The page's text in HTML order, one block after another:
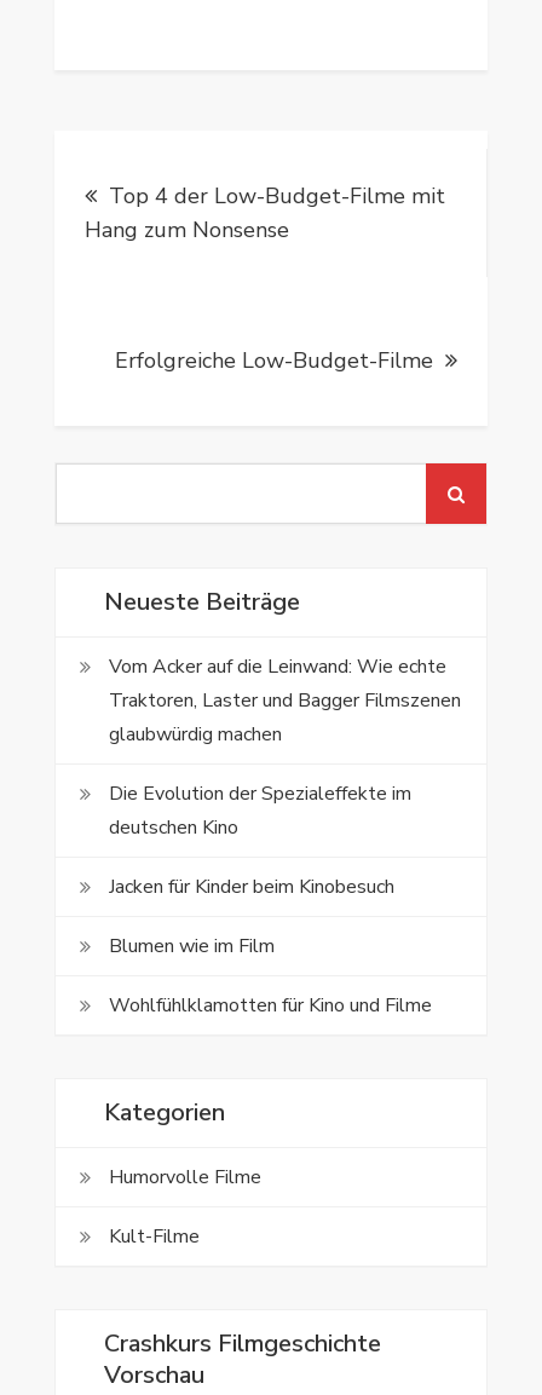
Top 4 der Low-Budget-Filme mit
Hang zum Nonsense
Erfolgreiche Low-Budget-Filme
Neueste Beiträge
Vom Acker auf die Leinwand: Wie echte
Traktoren, Laster und Bagger Filmszenen
glaubwürdig machen
Die Evolution der Spezialeffekte im
deutschen Kino
Jacken für Kinder beim Kinobesuch
Blumen wie im Film
Wohlfühlklamotten für Kino und Filme
Kategorien
Humorvolle Filme
Kult-Filme
Crashkurs Filmgeschichte
Vorschau